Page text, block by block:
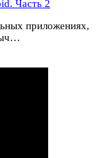
Часть 2
приложениях,